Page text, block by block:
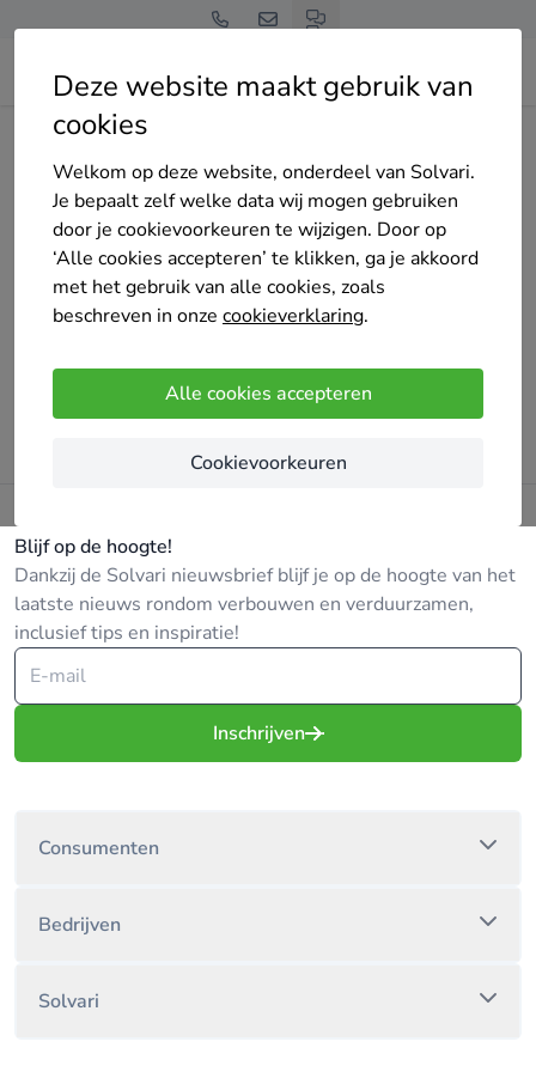
Deze website maakt gebruik van
cookies
Welkom op deze website, onderdeel van Solvari.
Je bepaalt zelf welke data wij mogen gebruiken
door je cookievoorkeuren te wijzigen. Door op
‘Alle cookies accepteren’ te klikken, ga je akkoord
met het gebruik van alle cookies, zoals
beschreven in onze cookieverklaring.
Alle cookies accepteren
Cookievoorkeuren
Home Thuisbatterij
vdm-energy-isolatie
Oeps!
later opnieuw.
Probeer opnieuw
Blijf op de hoogte!
Dankzij de Solvari nieuwsbrief blijf je op de hoogte van het
laatste nieuws rondom verbouwen en verduurzamen,
inclusief tips en inspiratie!
Inschrijven
Consumenten
Bedrijven
Solvari